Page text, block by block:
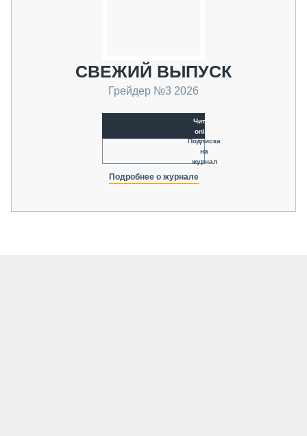
СВЕЖИЙ ВЫПУСК
Грейдер №3 2026
Читать
online
Подписка
на
журнал
Подробнее о журнале